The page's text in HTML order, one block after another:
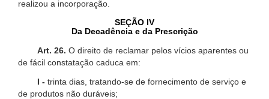
realizou a incorporação.
SEÇÃO IV
Da Decadência e da Prescrição
Art. 26. O direito de reclamar pelos vícios aparentes ou
de fácil constatação caduca em:
I - trinta dias, tratando-se de fornecimento de serviço e
de produtos não duráveis;